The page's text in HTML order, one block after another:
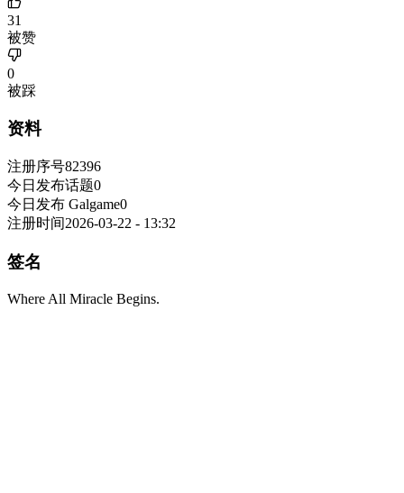
31
被赞
0
被踩
资料
注册序号82396
今日发布话题0
今日发布 Galgame0
注册时间2026-03-22 - 13:32
签名
Where All Miracle Begins.